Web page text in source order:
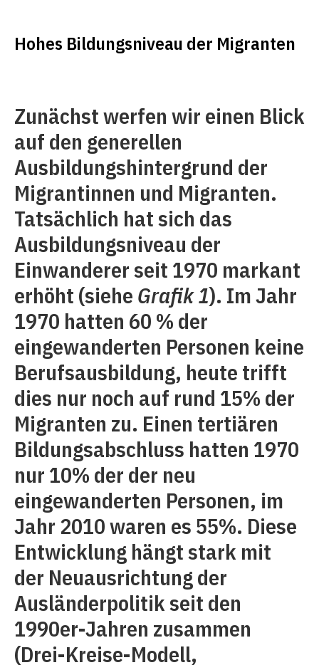
Hohes Bildungsniveau der Migranten
Zunächst werfen wir einen Blick
auf den generellen
Ausbildungshintergrund der
Migrantinnen und Migranten.
Tatsächlich hat sich das
Ausbildungsniveau der
Einwanderer seit 1970 markant
erhöht (siehe Grafik 1). Im Jahr
1970 hatten 60 % der
eingewanderten Personen keine
Berufsausbildung, heute trifft
dies nur noch auf rund 15% der
Migranten zu. Einen tertiären
Bildungsabschluss hatten 1970
nur 10% der der neu
eingewanderten Personen, im
Jahr 2010 waren es 55%. Diese
Entwicklung hängt stark mit
der Neuausrichtung der
Ausländerpolitik seit den
1990er-Jahren zusammen
(Drei-Kreise-Modell,